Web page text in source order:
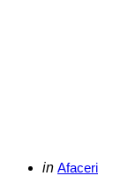
Categories
Posted
in Afaceri